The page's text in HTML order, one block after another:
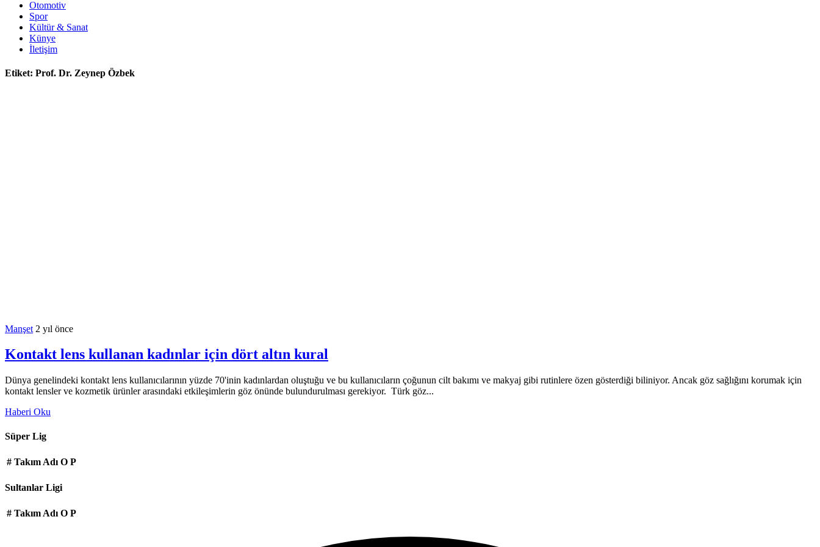
Otomotiv
Spor
Kültür & Sanat
Künye
İletişim
Etiket: Prof. Dr. Zeynep Özbek
Manşet 2 yıl önce
Kontakt lens kullanan kadınlar için dört altın kural
Dünya genelindeki kontakt lens kullanıcılarının yüzde 70'inin kadınlardan oluştuğu ve bu kullanıcıların çoğunun cilt bakımı ve makyaj gibi rutinlere özen gösterdiği biliniyor. Ancak göz sağlığını korumak için
kontakt lensler ve kozmetik ürünler arasındaki etkileşimlerin göz önünde bulundurulması gerekiyor. Türk göz...
Haberi Oku
Süper Lig
# Takım Adı O P
Sultanlar Ligi
# Takım Adı O P